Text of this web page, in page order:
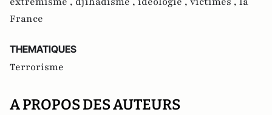
France
THEMATIQUES
Terrorisme
A PROPOS DES AUTEURS